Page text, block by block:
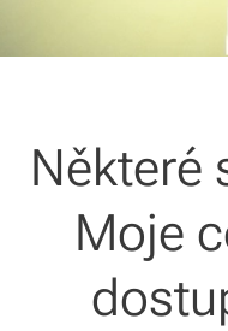
Některé
Moje